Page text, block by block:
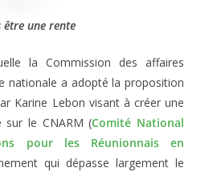
une rente
la Commission des affaires
nationale a adopté la proposition
Karine Lebon visant à créer une
sur le CNARM (Comité National
pour les Réunionnais en
qui dépasse largement le